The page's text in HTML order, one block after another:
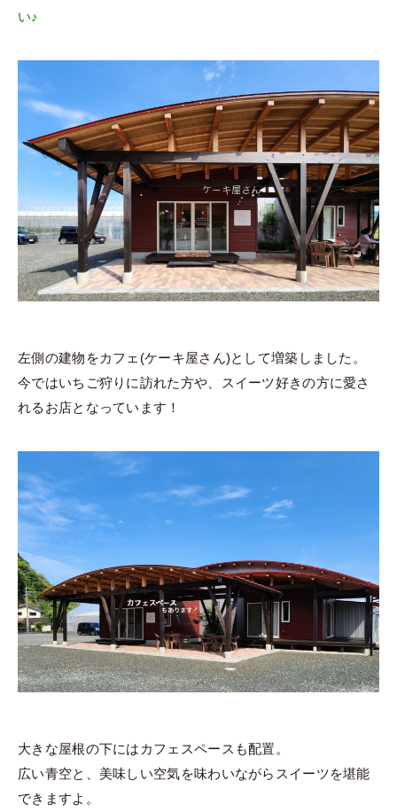
い♪
左側の建物をカフェ(ケーキ屋さん)として増築しました。
今ではいちご狩りに訪れた方や、スイーツ好きの方に愛さ
れるお店となっています！
大きな屋根の下にはカフェスペースも配置。
広い青空と、美味しい空気を味わいながらスイーツを堪能
できますよ。